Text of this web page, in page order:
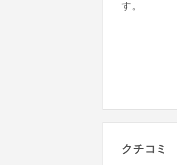
す。
クチコミ